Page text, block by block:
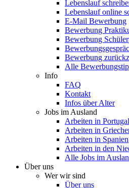
Lebenslauf
Lebenslauf online
E-Mail Bewerbung
Bewerbung
Bewerbung
Bewerbung
Alle
Info
FAQ
Kontakt
Infos über Alter
Jobs im Ausland
Arbeiten in Portugal
Arbeiten in
Arbeiten in Spanien
Arbeiten in den
Alle Jobs im
Über uns
Wer wir sind
Über uns